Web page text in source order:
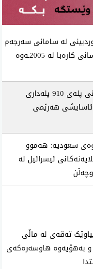
لە سامانی سەرجەم
وەزیر و بەرپرسانی کارەبا لە 2005ـەوە
نێچیرڤان بارزانی پلەی 910 پلەداری
هەرێمی
سعودیە: هەموو
ئیسرائیل لە
تەقەی لە ماڵی
و بەهۆیەوە هاوسەرەکەی